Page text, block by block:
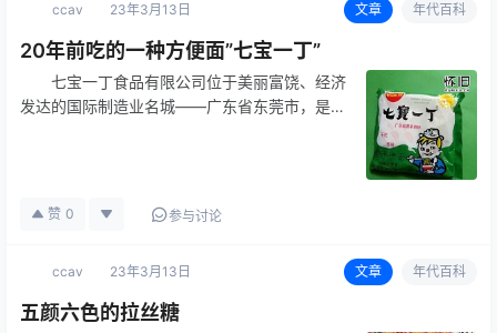
ccav 23年3月13日 文章 年代百科
20年前吃的一种方便面”七宝一丁”
七宝一丁食品有限公司位于美丽富饶、经济
发达的国际制造业名城——广东省东莞市，是一
印着一个卡通人，是当时最贵…
赞 0 参与讨论
ccav 23年3月13日 文章 年代百科
五颜六色的拉丝糖